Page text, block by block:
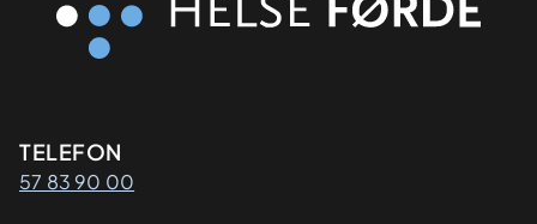
Kontaktinformasjon
TELEFON
57 83 90 00